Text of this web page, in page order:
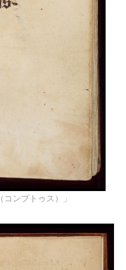
ンプトゥス）」